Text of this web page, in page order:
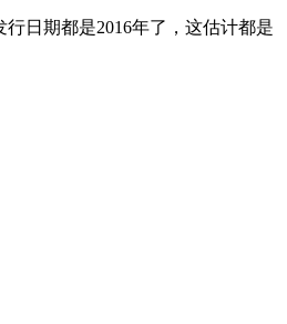
日期都是2016年了，这估计都是